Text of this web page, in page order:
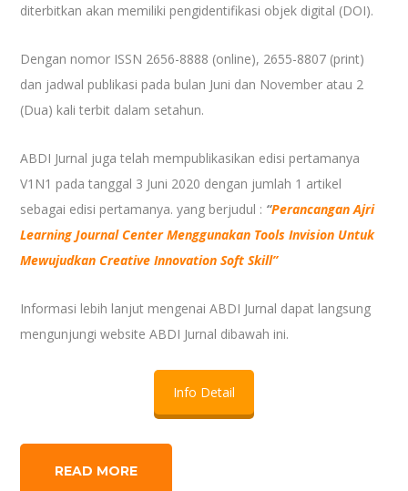
diterbitkan akan memiliki pengidentifikasi objek digital (DOI).
Dengan nomor ISSN 2656-8888 (online), 2655-8807 (print)
dan jadwal publikasi pada bulan Juni dan November atau 2
(Dua) kali terbit dalam setahun.
ABDI Jurnal juga telah mempublikasikan edisi pertamanya
V1N1 pada tanggal 3 Juni 2020 dengan jumlah 1 artikel
sebagai edisi pertamanya. yang berjudul : “Perancangan Ajri
Learning Journal Center Menggunakan Tools Invision Untuk
Mewujudkan Creative Innovation Soft Skill”
Informasi lebih lanjut mengenai ABDI Jurnal dapat langsung
mengunjungi website ABDI Jurnal dibawah ini.
Info Detail
READ MORE